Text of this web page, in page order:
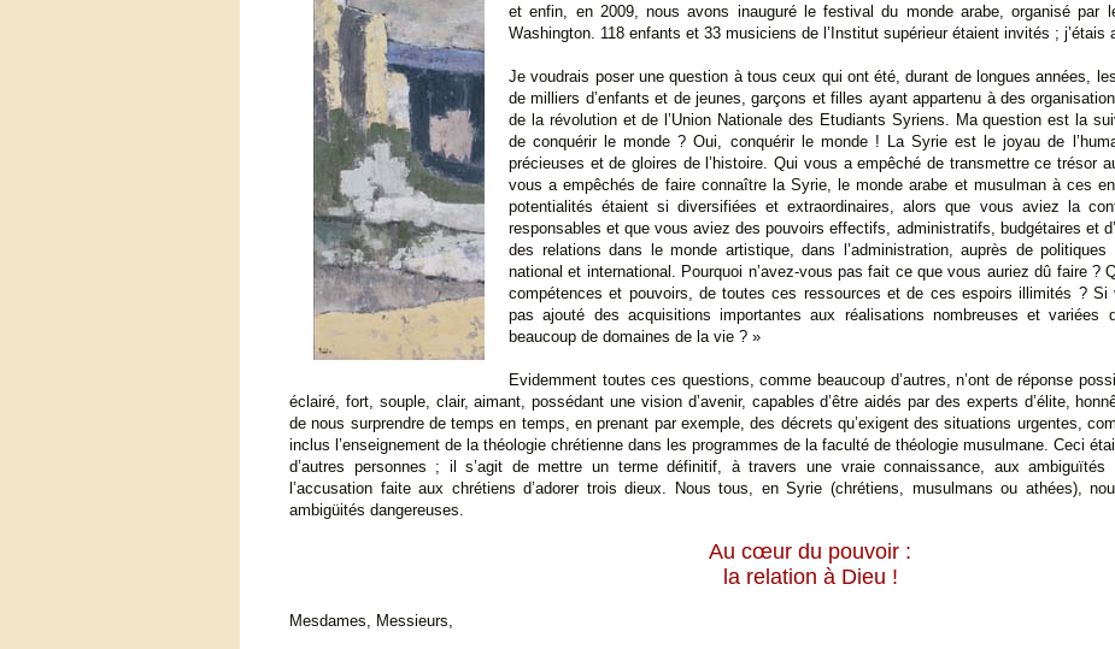
et enfin, en 2009, nous avons inauguré le festival du monde arabe, organisé par
Washington. 118 enfants et 33 musiciens de l’Institut supérieur étaient invités ; j’étais
Je voudrais poser une question à tous ceux qui ont été, durant de longues années,
de milliers d’enfants et de jeunes, garçons et filles ayant appartenu à des
de la révolution et de l’Union Nationale des Etudiants Syriens. Ma question est la
de conquérir le monde ? Oui, conquérir le monde ! La Syrie est le joyau de
précieuses et de gloires de l’histoire. Qui vous a empêché de transmettre ce trésor
vous a empêchés de faire connaître la Syrie, le monde arabe et musulman à ces
potentialités étaient si diversifiées et extraordinaires, alors que vous aviez la
responsables et que vous aviez des pouvoirs effectifs, administratifs, budgétaires et
des relations dans le monde artistique, dans l’administration, auprès de
national et international. Pourquoi n’avez-vous pas fait ce que vous auriez dû faire ?
compétences et pouvoirs, de toutes ces ressources et de ces espoirs illimités ? Si
pas ajouté des acquisitions importantes aux réalisations nombreuses et variées
beaucoup de domaines de la vie ? »
Evidemment toutes ces questions, comme beaucoup d’autres, n’ont de réponse
éclairé, fort, souple, clair, aimant, possédant une vision d’avenir, capables d’être aidés par des experts d’élite,
de nous surprendre de temps en temps, en prenant par exemple, des décrets qu’exigent des situations urgentes,
inclus l’enseignement de la théologie chrétienne dans les programmes de la faculté de théologie musulmane. Ceci
d’autres personnes ; il s’agit de mettre un terme définitif, à travers une vraie connaissance, aux ambiguïtés
l’accusation faite aux chrétiens d’adorer trois dieux. Nous tous, en Syrie (chrétiens, musulmans ou athées),
ambigüités dangereuses.
Au cœur du pouvoir :
la relation à Dieu !
Mesdames, Messieurs,